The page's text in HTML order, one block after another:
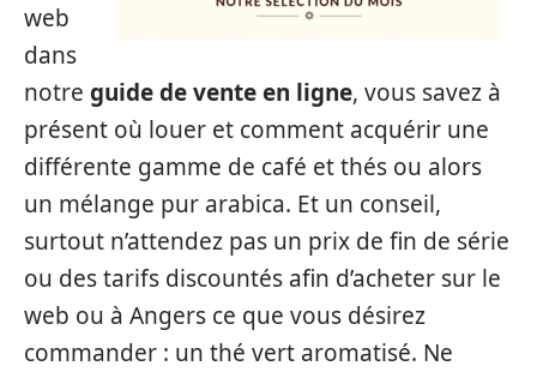
web
dans
notre guide de vente en ligne, vous savez à
présent où louer et comment acquérir une
différente gamme de café et thés ou alors
un mélange pur arabica. Et un conseil,
surtout n’attendez pas un prix de fin de série
ou des tarifs discountés afin d’acheter sur le
web ou à Angers ce que vous désirez
commander : un thé vert aromatisé. Ne